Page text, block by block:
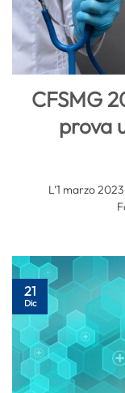
CFSMG
prova
L’1 marzo
21
Dic